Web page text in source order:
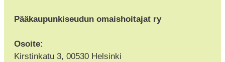
Pääkaupunkiseudun omaishoitajat ry
Osoite:
Kirstinkatu 3, 00530 Helsinki